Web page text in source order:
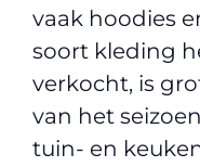
vaak hoodies
soort kleding
verkocht, is
van het
tuin- en